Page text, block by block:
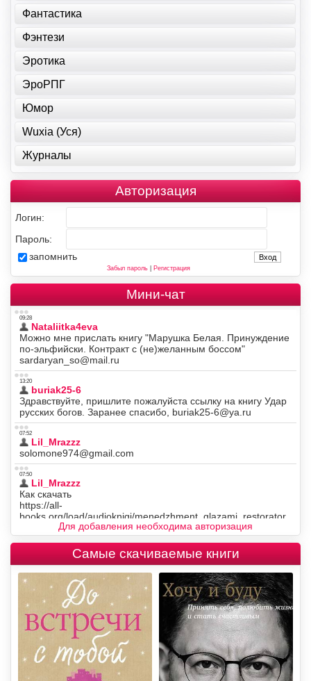
Фантастика
Фэнтези
Эротика
ЭроРПГ
Юмор
Wuxia (Уся)
Журналы
Авторизация
Логин:
Пароль:
запомнить
Забыл пароль| Регистрация
Мини-чат
Для добавления необходима авторизация
Самые скачиваемые книги